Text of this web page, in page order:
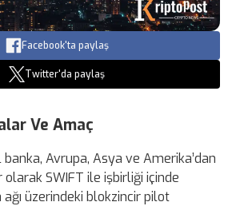
Facebook'ta paylaş
Twitter'da paylaş
Ve Amaç
banka, Avrupa, Asya ve Amerika’dan
SWIFT ile işbirliği içinde
ağı üzerindeki blokzincir pilot